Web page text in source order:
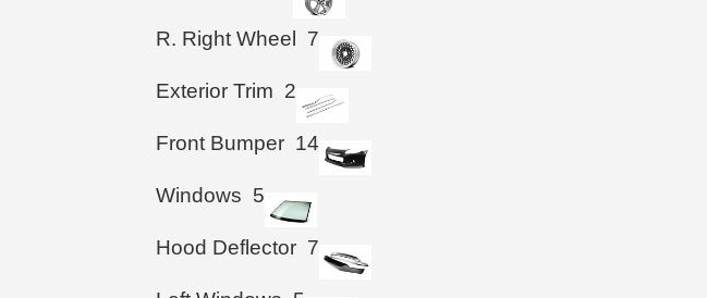
R. Right Wheel 7
Exterior Trim 2
Front Bumper 14
Windows 5
Hood Deflector 7